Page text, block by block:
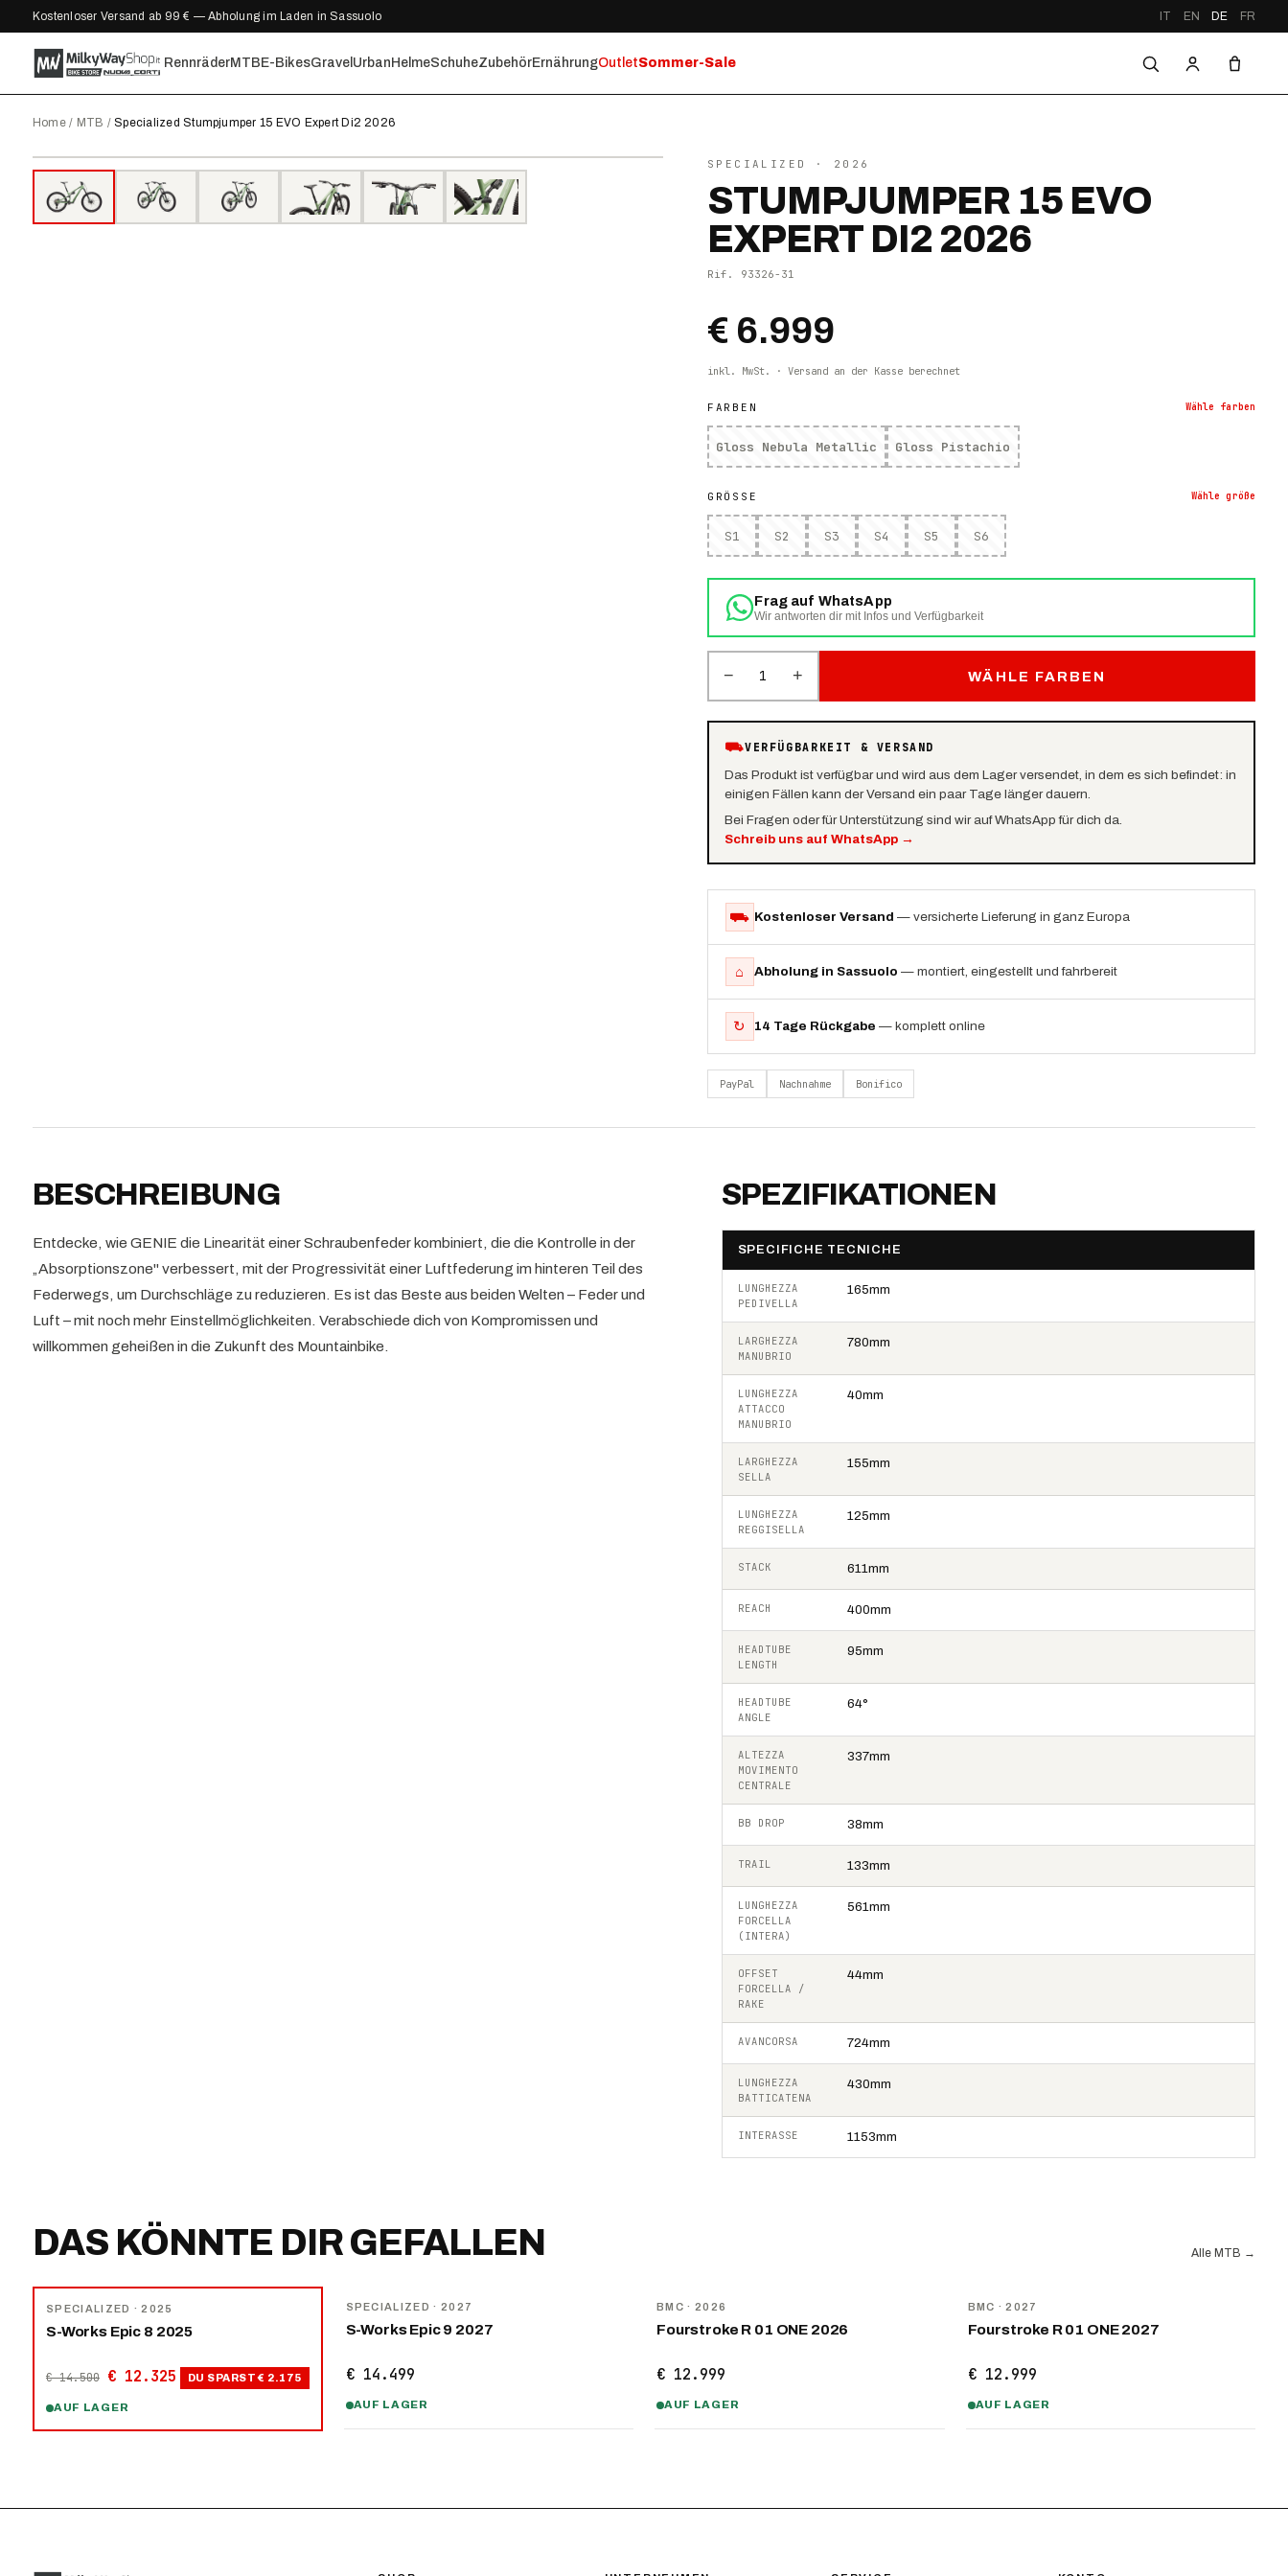
Kostenloser Versand ab 99 € — Abholung im Laden in Sassuolo IT EN DE FR
RennräderMTB E-BikesGravel Urban HelmeSchuheZubehörErnährungOutletSommer-Sale
Home/ MTB / Specialized Stumpjumper 15 EVO Expert Di2 2026
2026
SPECIALIZED · 2026
STUMPJUMPER 15 EVO
EXPERT DI2 2026
Rif. 93326-31
€ 6.999
inkl. MwSt. · Versand an der Kasse berechnet
FARBEN Wähle farben
Gloss Nebula Metallic Gloss Pistachio
GRÖSSE Wähle größe
S1 S2 S3 S4 S5 S6
Frag auf WhatsApp
Wir antworten dir mit Infos und Verfügbarkeit
− 1 + WÄHLE FARBEN
⛟VERFÜGBARKEIT & VERSAND
Das Produkt ist verfügbar und wird aus dem Lager versendet, in dem es sich befindet: in
einigen Fällen kann der Versand ein paar Tage länger dauern.
Bei Fragen oder für Unterstützung sind wir auf WhatsApp für dich da.
Schreib uns auf WhatsApp →
⛟ Kostenloser Versand — versicherte Lieferung in ganz Europa
⌂ Abholung in Sassuolo — montiert, eingestellt und fahrbereit
↻ 14 Tage Rückgabe — komplett online
PayPal Nachnahme Bonifico
BESCHREIBUNG
Entdecke, wie GENIE die Linearität einer Schraubenfeder kombiniert, die die Kontrolle in der
„Absorptionszone" verbessert, mit der Progressivität einer Luftfederung im hinteren Teil des
Federwegs, um Durchschläge zu reduzieren. Es ist das Beste aus beiden Welten – Feder und
Luft – mit noch mehr Einstellmöglichkeiten. Verabschiede dich von Kompromissen und
willkommen geheißen in die Zukunft des Mountainbike.
SPEZIFIKATIONEN
SPECIFICHE TECNICHE
LUNGHEZZA
PEDIVELLA
165mm
LARGHEZZA
MANUBRIO
780mm
LUNGHEZZA
ATTACCO
MANUBRIO
40mm
LARGHEZZA
SELLA
155mm
LUNGHEZZA
REGGISELLA
125mm
STACK 611mm
REACH 400mm
HEADTUBE
LENGTH
95mm
HEADTUBE
ANGLE
64°
ALTEZZA
MOVIMENTO
CENTRALE
337mm
BB DROP 38mm
TRAIL 133mm
LUNGHEZZA
FORCELLA
(INTERA)
561mm
OFFSET
FORCELLA /
RAKE
44mm
AVANCORSA 724mm
LUNGHEZZA
BATTICATENA
430mm
INTERASSE 1153mm
DAS KÖNNTE DIR GEFALLEN Alle MTB →
SPECIALIZED · 2025
S-Works Epic 8 2025
€ 14.500 € 12.325 DU SPARST € 2.175
AUF LAGER
SPECIALIZED · 2027
S-Works Epic 9 2027
€ 14.499
AUF LAGER
BMC · 2026
Fourstroke R 01 ONE 2026
€ 12.999
AUF LAGER
BMC · 2027
Fourstroke R 01 ONE 2027
€ 12.999
AUF LAGER